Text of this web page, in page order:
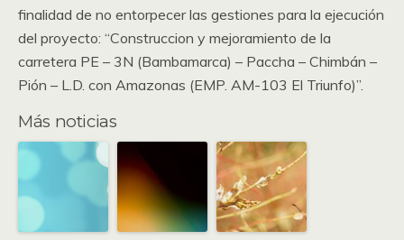
finalidad de no entorpecer las gestiones para la ejecución
del proyecto: “Construccion y mejoramiento de la
carretera PE – 3N (Bambamarca) – Paccha – Chimbán –
Pión – L.D. con Amazonas (EMP. AM-103 El Triunfo)”.
Más noticias